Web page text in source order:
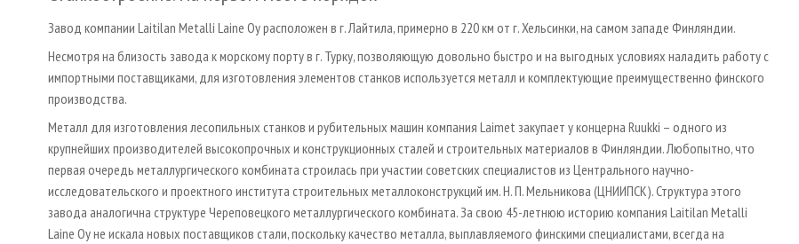
Завод компании Laitilan Metalli Laine Oy расположен в г. Лайтила, примерно в 220 км от г. Хельсинки, на самом западе Финляндии.
Несмотря на близость завода к морскому порту в г. Турку, позволяющую довольно быстро и на выгодных условиях наладить работу с
импортными поставщиками, для изготовления элементов станков используется металл и комплектующие преимущественно финского
производства.
Металл для изготовления лесопильных станков и рубительных машин компания Laimet закупает у концерна Ruukki – одного из
крупнейших производителей высокопрочных и конструкционных сталей и строительных материалов в Финляндии. Любопытно, что
первая очередь металлургического комбината строилась при участии советских специалистов из Центрального научно-
исследовательского и проектного института строительных металлоконструкций им. Н. П. Мельникова (ЦНИИПСК). Структура этого
завода аналогична структуре Череповецкого металлургического комбината. За свою 45-летнюю историю компания Laitilan Metalli
Laine Oy не искала новых поставщиков стали, поскольку качество металла, выплавляемого финскими специалистами, всегда на